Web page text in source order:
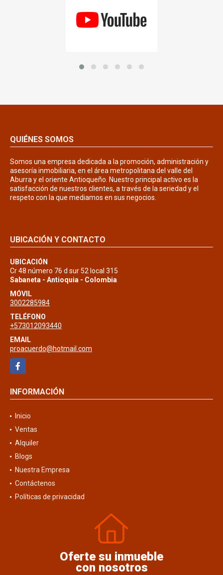
QUIÉNES SOMOS
Somos una empresa dedicada a la promoción, administración y
asesoría inmobiliaria, en el área metropolitana del valle del
Aburra y el oriente Antioqueño. Nuestro principal activo es la
satisfacción de nuestros clientes, a través de la seriedad y el
respeto con la que mediamos en sus negocios.
UBICACIÓN Y CONTACTO
UBICACIÓN
Cr 48 número 76 d sur 52 local 315
Sabaneta - Antioquia - Colombia
MÓVIL
3002285984
TELÉFONO
+573012093440
EMAIL
proacuerdo@hotmail.com
Facebook
INFORMACIÓN
Inicio
Ventas
Alquiler
Blogs
Nuestra Empresa
Contáctenos
Políticas de privacidad
Oferte su inmueble
con nosotros